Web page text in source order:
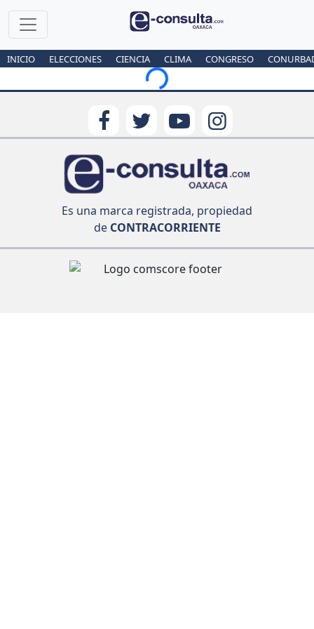
INICIO ELECCIONES CIENCIA CLIMA CONGRESO
Loading...
Es una marca registrada, propiedad
deCONTRACORRIENTE